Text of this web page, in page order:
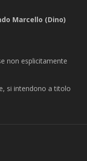
Marcello (Dino)
non esplicitamente
si intendono a titolo